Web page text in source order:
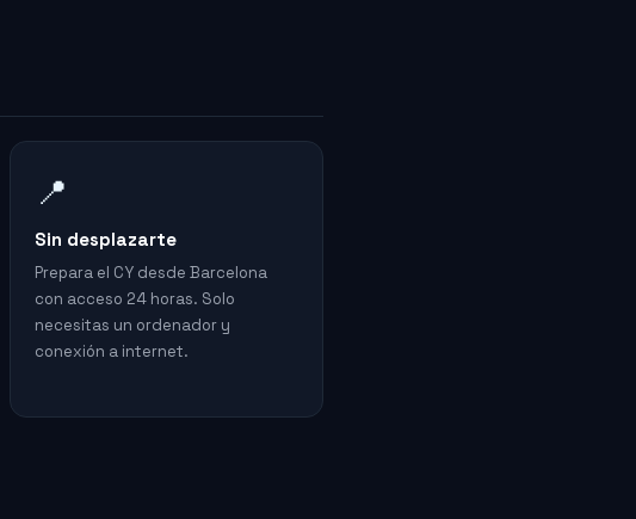
📍
Sin desplazarte
Prepara el CY desde Barcelona
con acceso 24 horas. Solo
necesitas un ordenador y
conexión a internet.